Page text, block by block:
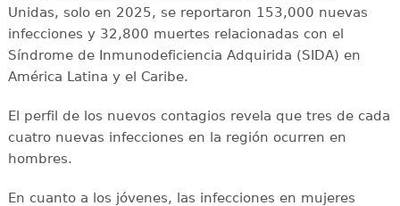
Unidas, solo en 2025, se reportaron 153,000 nuevas
infecciones y 32,800 muertes relacionadas con el
Síndrome de Inmunodeficiencia Adquirida (SIDA) en
América Latina y el Caribe.
El perfil de los nuevos contagios revela que tres de cada
cuatro nuevas infecciones en la región ocurren en
hombres.
En cuanto a los jóvenes, las infecciones en mujeres